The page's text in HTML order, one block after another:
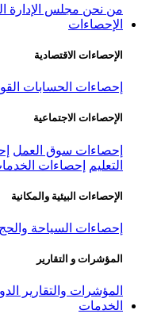
من نحن مجلس الإدارة
الإحصاءات
الإحصاءات الاقتصادية
إحصاءات الحسابات
الإحصاءات الاجتماعية
إحصاءات سوق العمل
التعليم
إحصاءات
الإحصاءات البيئية والمكانية
إحصاءات السياحة
المؤشرات و التقارير
المؤشرات والتقارير
الخدمات